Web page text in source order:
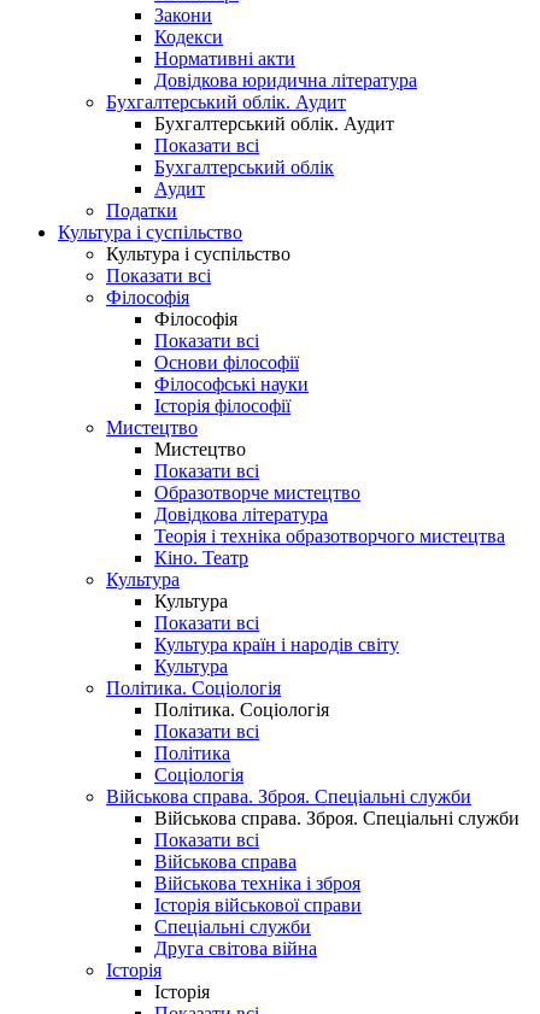
Закони
Кодекси
Нормативні акти
Довідкова юридична література
Бухгалтерський облік. Аудит
Бухгалтерський облік. Аудит
Показати всі
Бухгалтерський облік
Аудит
Податки
Культура і суспільство
Культура і суспільство
Показати всі
Філософія
Філософія
Показати всі
Основи філософії
Філософські науки
Історія філософії
Мистецтво
Мистецтво
Показати всі
Образотворче мистецтво
Довідкова література
Теорія і техніка образотворчого мистецтва
Кіно. Театр
Культура
Культура
Показати всі
Культура країн і народів світу
Культура
Політика. Соціологія
Політика. Соціологія
Показати всі
Політика
Соціологія
Військова справа. Зброя. Спеціальні служби
Військова справа. Зброя. Спеціальні служби
Показати всі
Військова справа
Військова техніка і зброя
Історія військової справи
Спеціальні служби
Друга світова війна
Історія
Історія